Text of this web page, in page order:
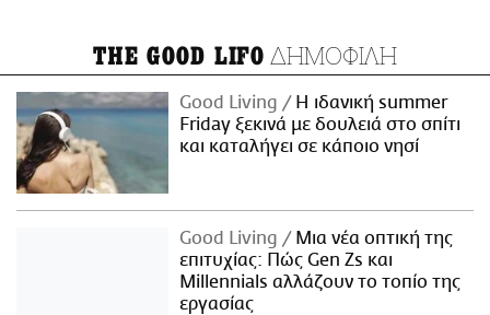
THE GOOD LIFO ΔΗΜΟΦΙΛΗ
Good Living
Η ιδανική summer
Friday ξεκινά με δουλειά στο σπίτι
και καταλήγει σε κάποιο νησί
Good Living
Μια νέα οπτική της
επιτυχίας: Πώς Gen Zs και
Millennials αλλάζουν το τοπίο της
εργασίας